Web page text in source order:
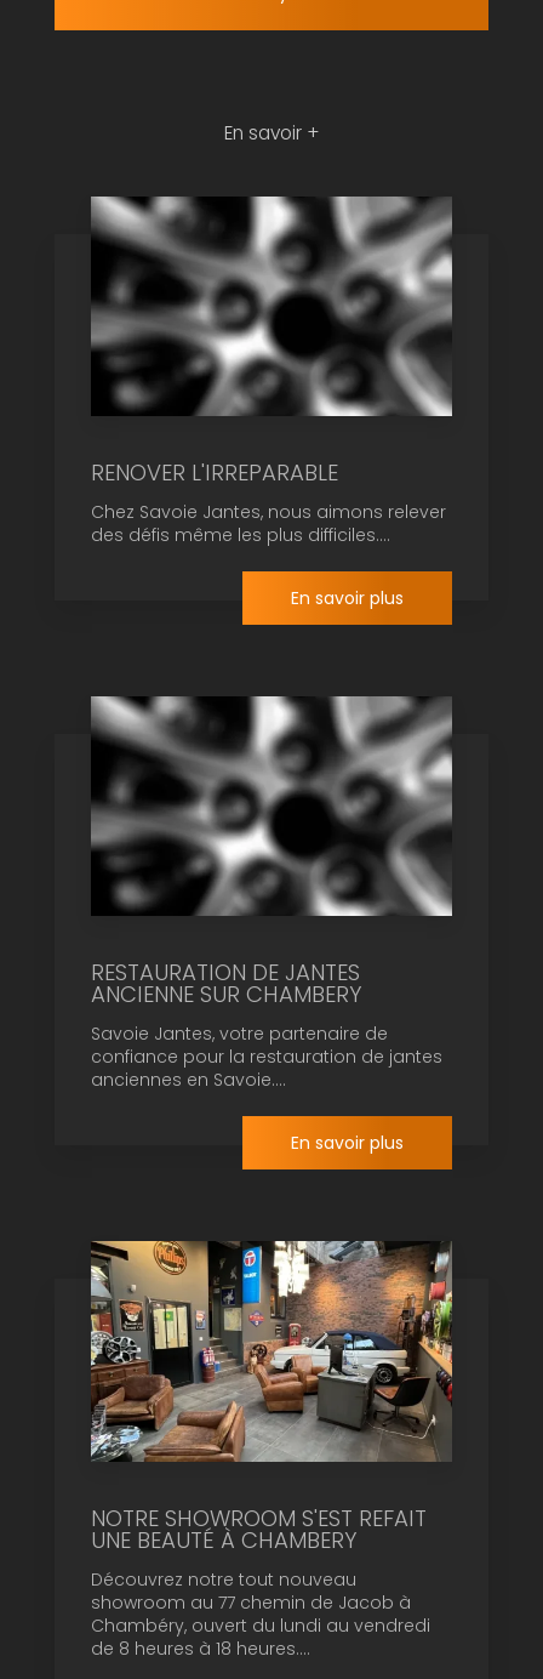
En savoir +
RENOVER L'IRREPARABLE
Chez Savoie Jantes, nous aimons relever
des défis même les plus difficiles....
En savoir plus
RESTAURATION DE JANTES
ANCIENNE SUR CHAMBERY
Savoie Jantes, votre partenaire de
confiance pour la restauration de jantes
anciennes en Savoie....
En savoir plus
NOTRE SHOWROOM S'EST REFAIT
UNE BEAUTÉ À CHAMBERY
Découvrez notre tout nouveau
showroom au 77 chemin de Jacob à
Chambéry, ouvert du lundi au vendredi
de 8 heures à 18 heures....